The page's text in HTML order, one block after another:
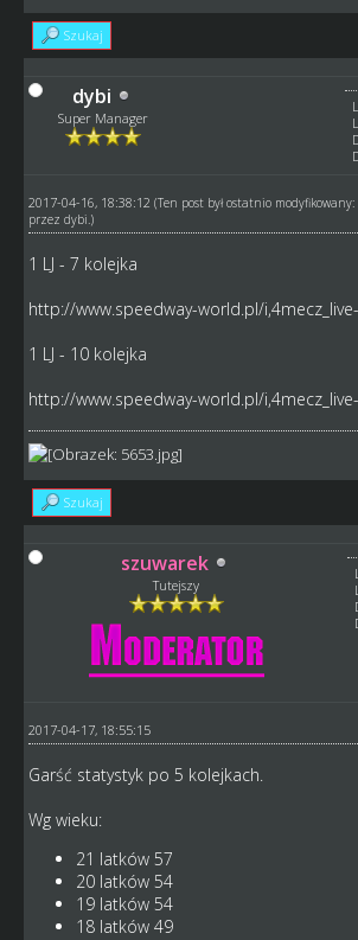
Szukaj
dybi
Super Manager
2017-04-16, 18:38:12 (Ten post był ostatnio
przez dybi .)
1 LJ - 7 kolejka
http://www.speedway-world.pl/
1 LJ - 10 kolejka
http://www.speedway-world.pl/
Szukaj
szuwarek
Tutejszy
2017-04-17, 18:55:15
Garść statystyk po 5 kolejkach.
Wg wieku:
21 latków 57
20 latków 54
19 latków 54
18 latków 49